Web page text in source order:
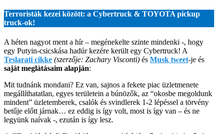
Terroristák kezei között: a Cybertruck & TOYOTA pickup
truck-ok!
A héten nagyot ment a hír – megénekelte szinte mindenki -, hogy
egy Putyin-csicskása hadúr kezére került egy Cybertruck! A
Teslarati cikke (szerzője: Zachary Visconti) és Musk tweet-je és
saját meglátásaim alapján:
Mit tudnánk mondani? Ez van, sajnos a fekete piac üzletmenete
megállíthatatlan, egyes területein a búnözők, az “okosbe megoldunk
mindent” üzletemberek, csalók és svindlerek 1-2 lépéssel a törvény
betűje előtt járnak… ez eddig is így volt, most is így van – és ne
legyünk naívak -, ezután is így lesz.